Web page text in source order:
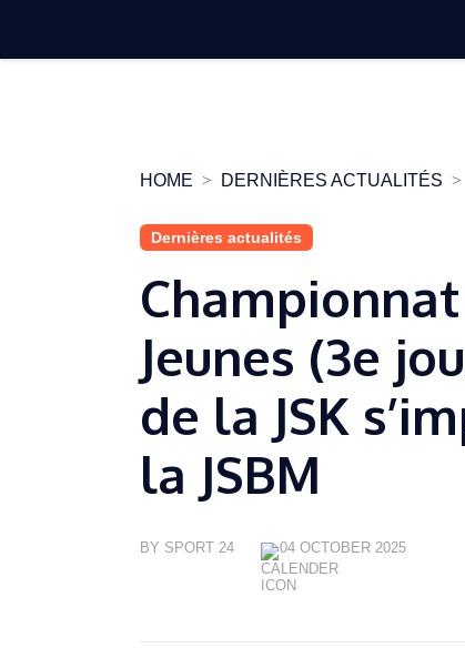
HOME DERNIÈRES ACTUALITÉS
Dernières actualités
Jeunes (3e
de la JSK
la JSBM
BY SPORT 24 04 OCTOBER 2025